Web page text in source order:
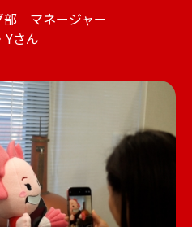
部 マネージャー
Yさん